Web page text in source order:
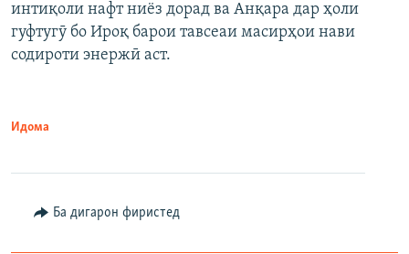
интиқоли нафт ниёз дорад ва Анқара дар ҳоли
гуфтугӯ бо Ироқ барои тавсеаи масирҳои нави
содироти энержӣ аст.
Идома
Ба дигарон фиристед